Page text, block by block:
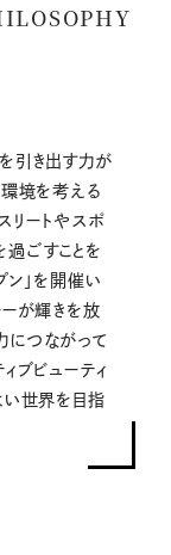
引き出す力が
環境を考える
リートやスポ
ごすことを
ン」を開催い
ーが輝きを放
につながって
ブビューティ
い世界を目指